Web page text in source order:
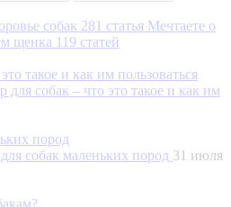
собак 281 статья Мечтаете о
щенка 119 статей
для собак – что это такое и как им
собак маленьких пород 31 июля